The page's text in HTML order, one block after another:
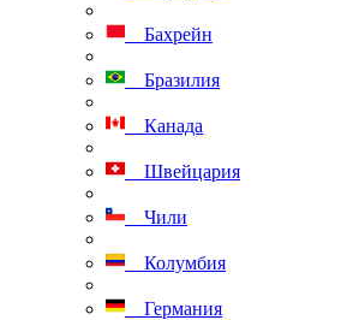
Бахрейн
Бразилия
Канада
Швейцария
Чили
Колумбия
Германия